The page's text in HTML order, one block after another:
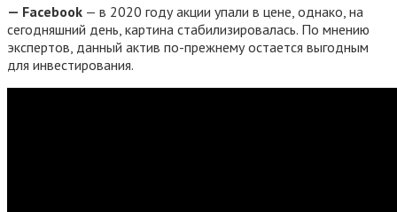
— Facebook — в 2020 году акции упали в цене, однако, на
сегодняшний день, картина стабилизировалась. По мнению
экспертов, данный актив по-прежнему остается выгодным
для инвестирования.